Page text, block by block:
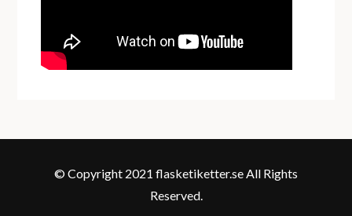
© Copyright 2021 flasketiketter.se All Rights
Reserved.